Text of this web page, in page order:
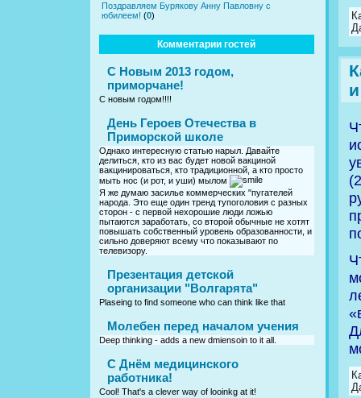
Поздравляем Бурякову Анну Павловну с
юбилеем! (0)
Комментарии гостей
С Новым 2013 годом,
приморчане!
С новым годом!!!!
День Героев Отечества в
Приморской школе
Однако интересную статью нарыл. Давайте
делиться, кто из вас будет новой вакциной
вакцинироваться, кто традиционной, а кто просто
мыть нос (и рот, и уши) мылом
Я же думаю засилье коммерческих "пугателей
народа. Это еще один тренд тупоголовия с разных
сторон - с первой нехорошие люди ложью
пытаются заработать, со второй обычные не хотят
повышать собственный уровень образованности, и
сильно доверяют всему что показывают по
телевизору.
Презентация детской
организации "Волгарята"
Plaseing to find someone who can think like that
Молебен перед началом учения
Deep thinking - adds a new dmiensoin to it all.
C Днём медицинского
работника!
Cool! That's a clever way of looinkg at it!